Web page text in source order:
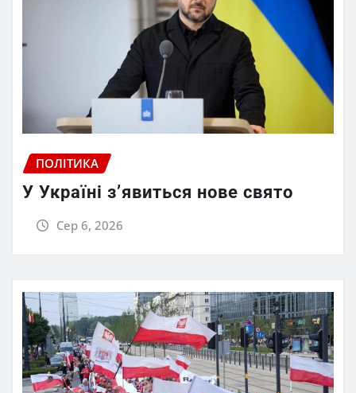
ПОЛІТИКА
У Україні з’явиться нове свято
Сер 6, 2026